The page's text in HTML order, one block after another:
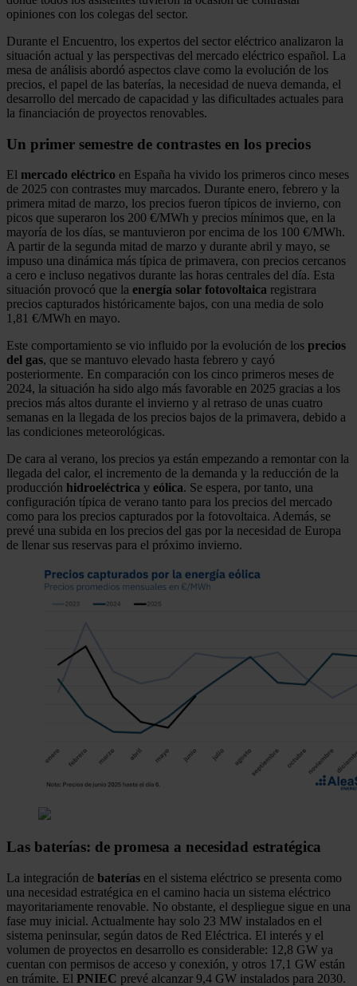
opiniones con los colegas del sector.
Durante el Encuentro, los expertos del sector eléctrico analizaron la
situación actual y las perspectivas del mercado eléctrico español. La
mesa de análisis abordó aspectos clave como la evolución de los
precios, el papel de las baterías, la necesidad de nueva demanda, el
desarrollo del mercado de capacidad y las dificultades actuales para
la financiación de proyectos renovables.
Un primer semestre de contrastes en los precios
El mercado eléctrico en España ha vivido los primeros cinco meses
de 2025 con contrastes muy marcados. Durante enero, febrero y la
primera mitad de marzo, los precios fueron típicos de invierno, con
picos que superaron los 200 €/MWh y precios mínimos que, en la
mayoría de los días, se mantuvieron por encima de los 100 €/MWh.
A partir de la segunda mitad de marzo y durante abril y mayo, se
impuso una dinámica más típica de primavera, con precios cercanos
a cero e incluso negativos durante las horas centrales del día. Esta
situación provocó que la energía solar fotovoltaica registrara
precios capturados históricamente bajos, con una media de solo
1,81 €/MWh en mayo.
Este comportamiento se vio influido por la evolución de los precios
del gas, que se mantuvo elevado hasta febrero y cayó
posteriormente. En comparación con los cinco primeros meses de
2024, la situación ha sido algo más favorable en 2025 gracias a los
precios más altos durante el invierno y al retraso de unas cuatro
semanas en la llegada de los precios bajos de la primavera, debido a
las condiciones meteorológicas.
De cara al verano, los precios ya están empezando a remontar con la
llegada del calor, el incremento de la demanda y la reducción de la
producción hidroeléctrica y eólica. Se espera, por tanto, una
configuración típica de verano tanto para los precios del mercado
como para los precios capturados por la fotovoltaica. Además, se
prevé una subida en los precios del gas por la necesidad de Europa
de llenar sus reservas para el próximo invierno.
Las baterías: de promesa a necesidad estratégica
La integración de baterías en el sistema eléctrico se presenta como
una necesidad estratégica en el camino hacia un sistema eléctrico
mayoritariamente renovable. No obstante, el despliegue sigue en una
fase muy inicial. Actualmente hay solo 23 MW instalados en el
sistema peninsular, según datos de Red Eléctrica. El interés y el
volumen de proyectos en desarrollo es considerable: 12,8 GW ya
cuentan con permisos de acceso y conexión, y otros 17,1 GW están
en trámite. El PNIEC prevé alcanzar 9,4 GW instalados para 2030.